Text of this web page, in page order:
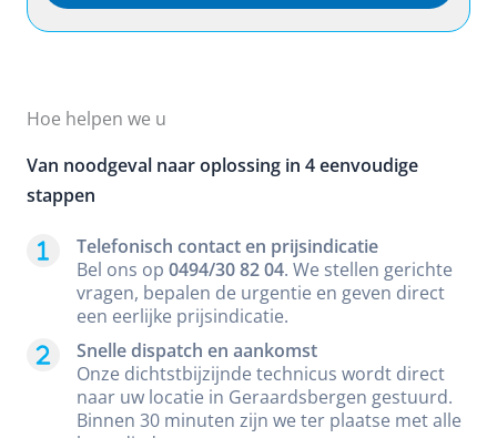
Hoe helpen we u
Van noodgeval naar oplossing in 4 eenvoudige
stappen
Telefonisch contact en prijsindicatie
Bel ons op 0494/30 82 04. We stellen gerichte
vragen, bepalen de urgentie en geven direct
een eerlijke prijsindicatie.
Snelle dispatch en aankomst
Onze dichtstbijzijnde technicus wordt direct
naar uw locatie in Geraardsbergen gestuurd.
Binnen 30 minuten zijn we ter plaatse met alle